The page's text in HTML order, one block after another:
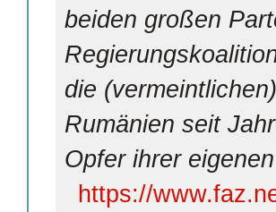
beiden großen
die
Rumänien seit
Opfer ihrer
https://